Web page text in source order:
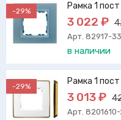
-29% Рамка 1
3 022 ₽
Арт. 82917-33
в наличии
-29% Рамка 1
3 013 ₽
Арт.